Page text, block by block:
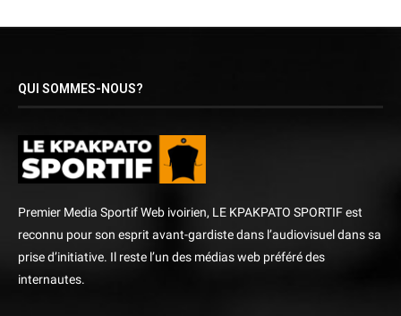
QUI SOMMES-NOUS?
Premier Media Sportif Web ivoirien, LE KPAKPATO SPORTIF est
reconnu pour son esprit avant-gardiste dans l’audiovisuel dans sa
prise d’initiative. Il reste l’un des médias web préféré des
internautes.